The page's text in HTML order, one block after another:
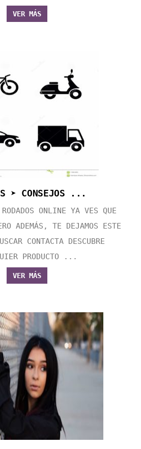
VER MÁS
➤ CONSEJOS ...
RODADOS ONLINE YA VES QUE
ADEMÁS, TE DEJAMOS ESTE
CONTACTA DESCUBRE
PRODUCTO ...
VER MÁS